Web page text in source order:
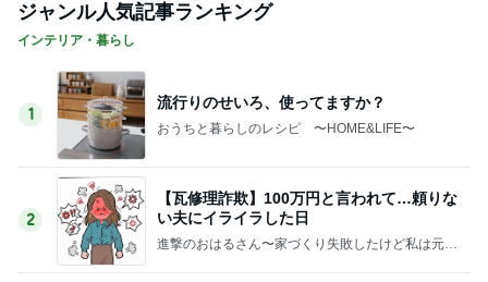
ジャンル人気記事ランキング
インテリア・暮らし
1
流行りのせいろ、使ってますか？
おうちと暮らしのレシピ 〜HOME&LIFE〜
2
【瓦修理詐欺】100万円と言われて…頼りな
い夫にイライラした日
進撃のおはるさん〜家づくり失敗したけど私は元気